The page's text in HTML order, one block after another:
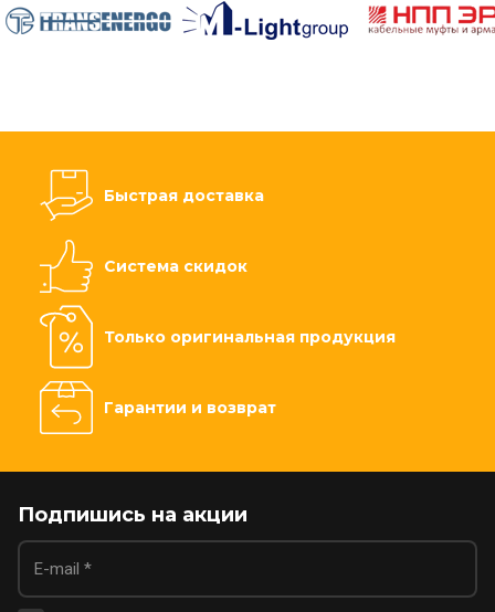
Быстрая доставка
Система скидок
Только оригинальная продукция
Гарантии и возврат
Подпишись на акции